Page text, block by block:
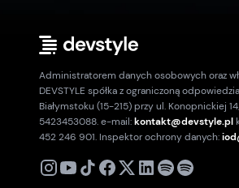
Administratorem danych osobowych oraz
DEVSTYLE spółka z ograniczoną
Białymstoku (15-215) przy ul. Konopnickiej
5423453088. e-mail:kontakt@devstyle.pl
452 246 901. Inspektor ochrony danych:
X